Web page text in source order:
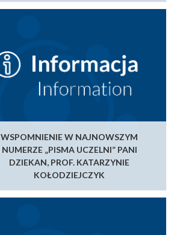
WSPOMNIENIE W NAJNOWSZYM
NUMERZE „PISMA UCZELNI” PANI
DZIEKAN, PROF. KATARZYNIE
KOŁODZIEJCZYK